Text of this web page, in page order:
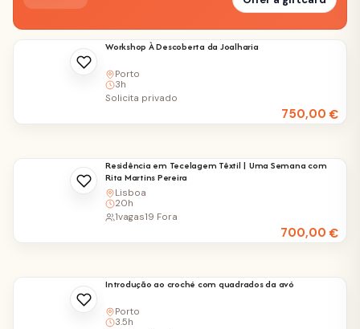
Workshop À Descoberta da Joalharia
Porto
3h
750,00€
Solicita privado
Residência em Tecelagem Têxtil | Uma Semana com
Rita Martins Pereira
Lisboa
20h
700,00€
1vagas19 Fora
Introdução ao croché com quadrados da avó
Porto
3.5h